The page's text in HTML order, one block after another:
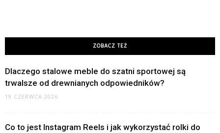
ZOBACZ TEŻ
Dlaczego stalowe meble do szatni sportowej są
trwalsze od drewnianych odpowiedników?
19 CZERWCA 2026
Co to jest Instagram Reels i jak wykorzystać rolki do